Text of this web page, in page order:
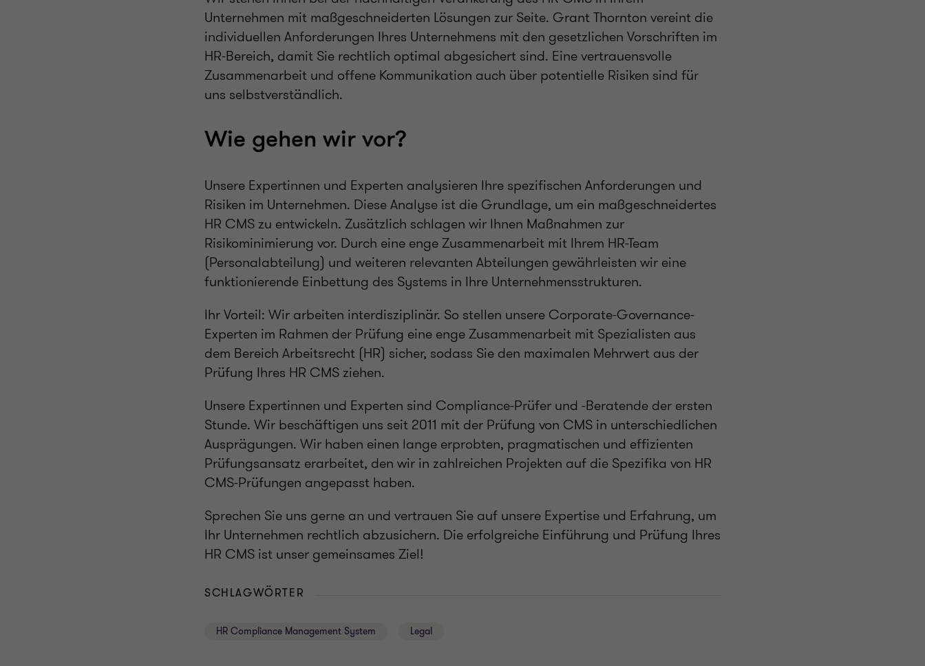
Unternehmen mit maßgeschneiderten Lösungen zur Seite. Grant Thornton vereint die
individuellen Anforderungen Ihres Unternehmens mit den gesetzlichen Vorschriften im
HR-Bereich, damit Sie rechtlich optimal abgesichert sind. Eine vertrauensvolle
Zusammenarbeit und offene Kommunikation auch über potentielle Risiken sind für
uns selbstverständlich.
Wie gehen wir vor?
Unsere Expertinnen und Experten analysieren Ihre spezifischen Anforderungen und
Risiken im Unternehmen. Diese Analyse ist die Grundlage, um ein maßgeschneidertes
HR CMS zu entwickeln. Zusätzlich schlagen wir Ihnen Maßnahmen zur
Risikominimierung vor. Durch eine enge Zusammenarbeit mit Ihrem HR-Team
(Personalabteilung) und weiteren relevanten Abteilungen gewährleisten wir eine
funktionierende Einbettung des Systems in Ihre Unternehmensstrukturen.
Ihr Vorteil: Wir arbeiten interdisziplinär. So stellen unsere Corporate-Governance-
Experten im Rahmen der Prüfung eine enge Zusammenarbeit mit Spezialisten aus
dem Bereich Arbeitsrecht (HR) sicher, sodass Sie den maximalen Mehrwert aus der
Prüfung Ihres HR CMS ziehen.
Unsere Expertinnen und Experten sind Compliance-Prüfer und -Beratende der ersten
Stunde. Wir beschäftigen uns seit 2011 mit der Prüfung von CMS in unterschiedlichen
Ausprägungen. Wir haben einen lange erprobten, pragmatischen und effizienten
Prüfungsansatz erarbeitet, den wir in zahlreichen Projekten auf die Spezifika von HR
CMS-Prüfungen angepasst haben.
Sprechen Sie uns gerne an und vertrauen Sie auf unsere Expertise und Erfahrung, um
Ihr Unternehmen rechtlich abzusichern. Die erfolgreiche Einführung und Prüfung Ihres
HR CMS ist unser gemeinsames Ziel!
SCHLAGWÖRTER
HR Compliance Management System Legal